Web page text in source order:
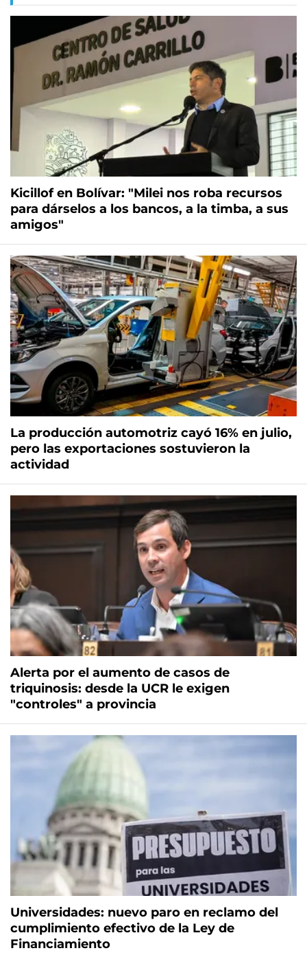
Kicillof en Bolívar: "Milei nos roba recursos
para dárselos a los bancos, a la timba, a sus
amigos"
La producción automotriz cayó 16% en julio,
pero las exportaciones sostuvieron la
actividad
Alerta por el aumento de casos de
triquinosis: desde la UCR le exigen
"controles" a provincia
Universidades: nuevo paro en reclamo del
cumplimiento efectivo de la Ley de
Financiamiento